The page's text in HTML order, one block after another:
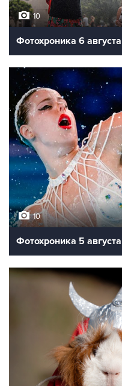
10
Фотохроника 6 августа
10
Фотохроника 5 августа